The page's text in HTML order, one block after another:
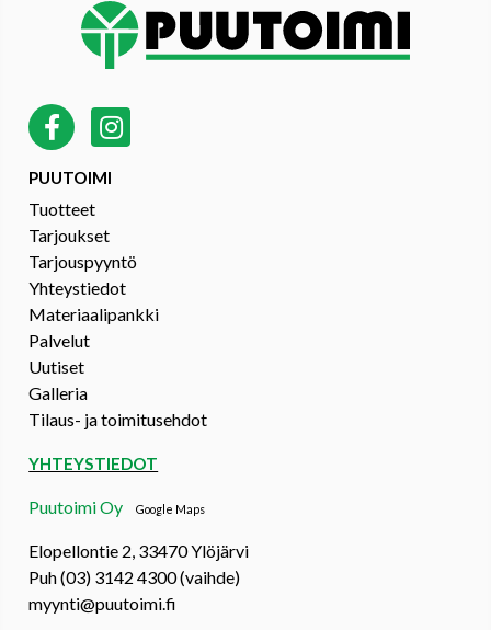
PUUTOIMI
Tuotteet
Tarjoukset
Tarjouspyyntö
Yhteystiedot
Materiaalipankki
Palvelut
Uutiset
Galleria
Tilaus- ja toimitusehdot
YHTEYSTIEDOT
Puutoimi OyGoogle Maps
Elopellontie 2, 33470 Ylöjärvi
Puh (03) 3142 4300 (vaihde)
myynti@puutoimi.fi